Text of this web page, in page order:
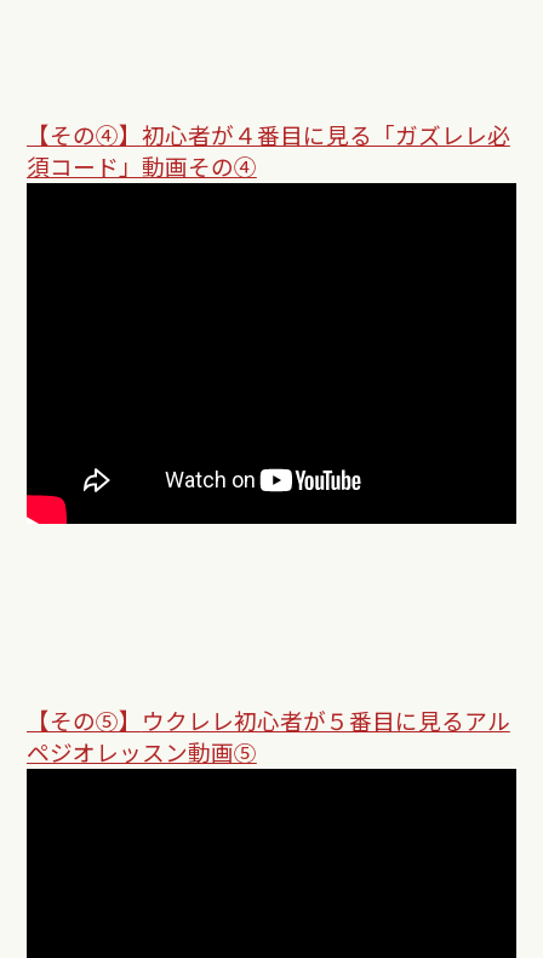
【その④】 初心者が４番目に見る「ガズレレ必
須コード」動画その④
【その⑤】 ウクレレ初心者が５番目に見るアル
ペジオレッスン動画⑤